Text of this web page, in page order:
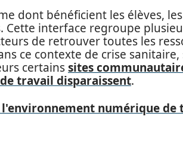
dont bénéficient les élèves,
Cette interface regroupe
de retrouver toutes les
ce contexte de crise
certainssites
travail disparaissent.
numérique de